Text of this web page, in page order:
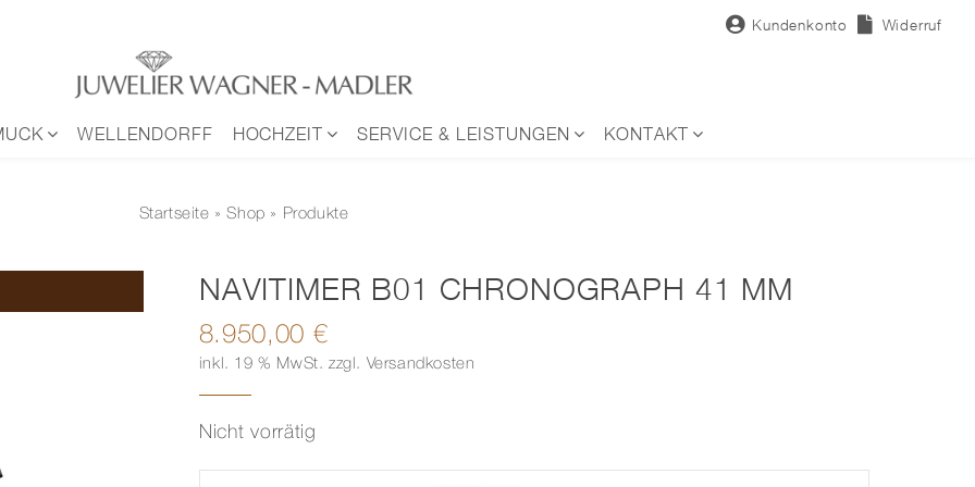
Kundenkonto Widerruf
WELLENDORFF HOCHZEIT SERVICE & LEISTUNGEN KONTAKT
Startseite »Shop » Produkte
NAVITIMER B01 CHRONOGRAPH 41 MM
8.950,00 €
inkl. 19 % MwSt. zzgl. Versandkosten
Nicht vorrätig